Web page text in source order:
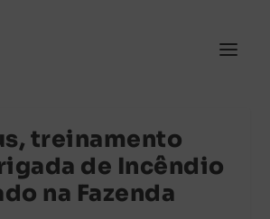
treinamento
de Incêndio
na Fazenda